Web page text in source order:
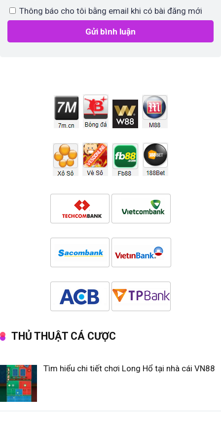
Thông báo cho tôi bằng email khi có bài đăng mới
THỦ THUẬT CÁ CƯỢC
Tìm hiểu chi tiết chơi Long Hổ tại nhà cái VN88